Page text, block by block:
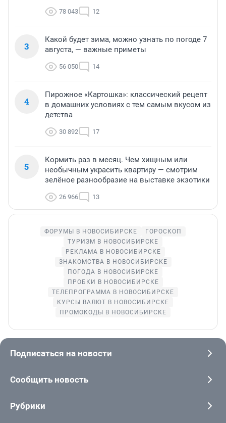
78 043 12
3
Какой будет зима, можно узнать по погоде 7
августа, — важные приметы
56 050 14
4
Пирожное «Картошка»: классический рецепт
в домашних условиях с тем самым вкусом из
детства
30 892 17
5
Кормить раз в месяц. Чем хищным или
необычным украсить квартиру — смотрим
зелёное разнообразие на выставке экзотики
26 966 13
ФОРУМЫ В НОВОСИБИРСКЕ
ГОРОСКОП
ТУРИЗМ В НОВОСИБИРСКЕ
РЕКЛАМА В НОВОСИБИРСКЕ
ЗНАКОМСТВА В НОВОСИБИРСКЕ
ПОГОДА В НОВОСИБИРСКЕ
ПРОБКИ В НОВОСИБИРСКЕ
ТЕЛЕПРОГРАММА В НОВОСИБИРСКЕ
КУРСЫ ВАЛЮТ В НОВОСИБИРСКЕ
ПРОМОКОДЫ В НОВОСИБИРСКЕ
Подписаться на новости
Сообщить новость
Рубрики